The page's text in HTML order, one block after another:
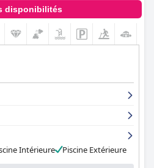
disponibilités
Intérieure Piscine Extérieure